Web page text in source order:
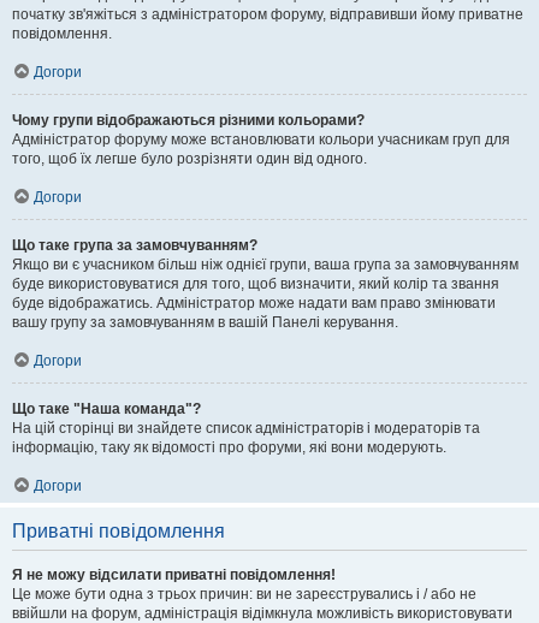
початку зв'яжіться з адміністратором форуму, відправивши йому приватне
повідомлення.
Догори
Чому групи відображаються різними кольорами?
Адміністратор форуму може встановлювати кольори учасникам груп для
того, щоб їх легше було розрізняти один від одного.
Догори
Що таке група за замовчуванням?
Якщо ви є учасником більш ніж однієї групи, ваша група за замовчуванням
буде використовуватися для того, щоб визначити, який колір та звання
буде відображатись. Адміністратор може надати вам право змінювати
вашу групу за замовчуванням в вашій Панелі керування.
Догори
Що таке "Наша команда"?
На цій сторінці ви знайдете список адміністраторів і модераторів та
інформацію, таку як відомості про форуми, які вони модерують.
Догори
Приватні повідомлення
Я не можу відсилати приватні повідомлення!
Це може бути одна з трьох причин: ви не зареєструвались і / або не
ввійшли на форум, адміністрація відімкнула можливість використовувати